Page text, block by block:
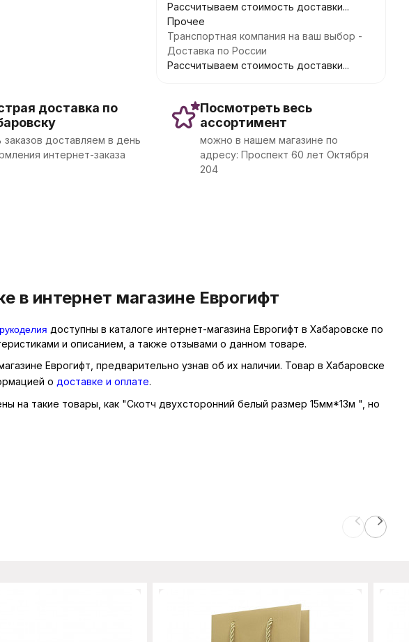
Рассчитываем стоимость доставки...
Прочее
Транспортная компания на ваш выбор -
Доставка по России
Рассчитываем стоимость доставки...
доставка по
заказов доставляем в день
интернет-заказа
Посмотреть весь
ассортимент
можно в нашем магазине по
адресу: Проспект 60 лет Октября
204
в интернет магазине Еврогифт
доступны в каталоге интернет-магазина Еврогифт в Хабаровске по
и описанием, а также отзывами о данном товаре.
Еврогифт, предварительно узнав об их наличии. Товар в Хабаровске
о доставке и оплате.
на такие товары, как "Скотч двухсторонний белый размер 15мм*13м ", но